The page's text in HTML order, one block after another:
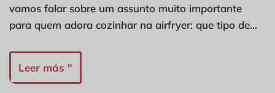
vamos falar sobre um assunto muito importante
para quem adora cozinhar na airfryer: que tipo de…
Leer más "